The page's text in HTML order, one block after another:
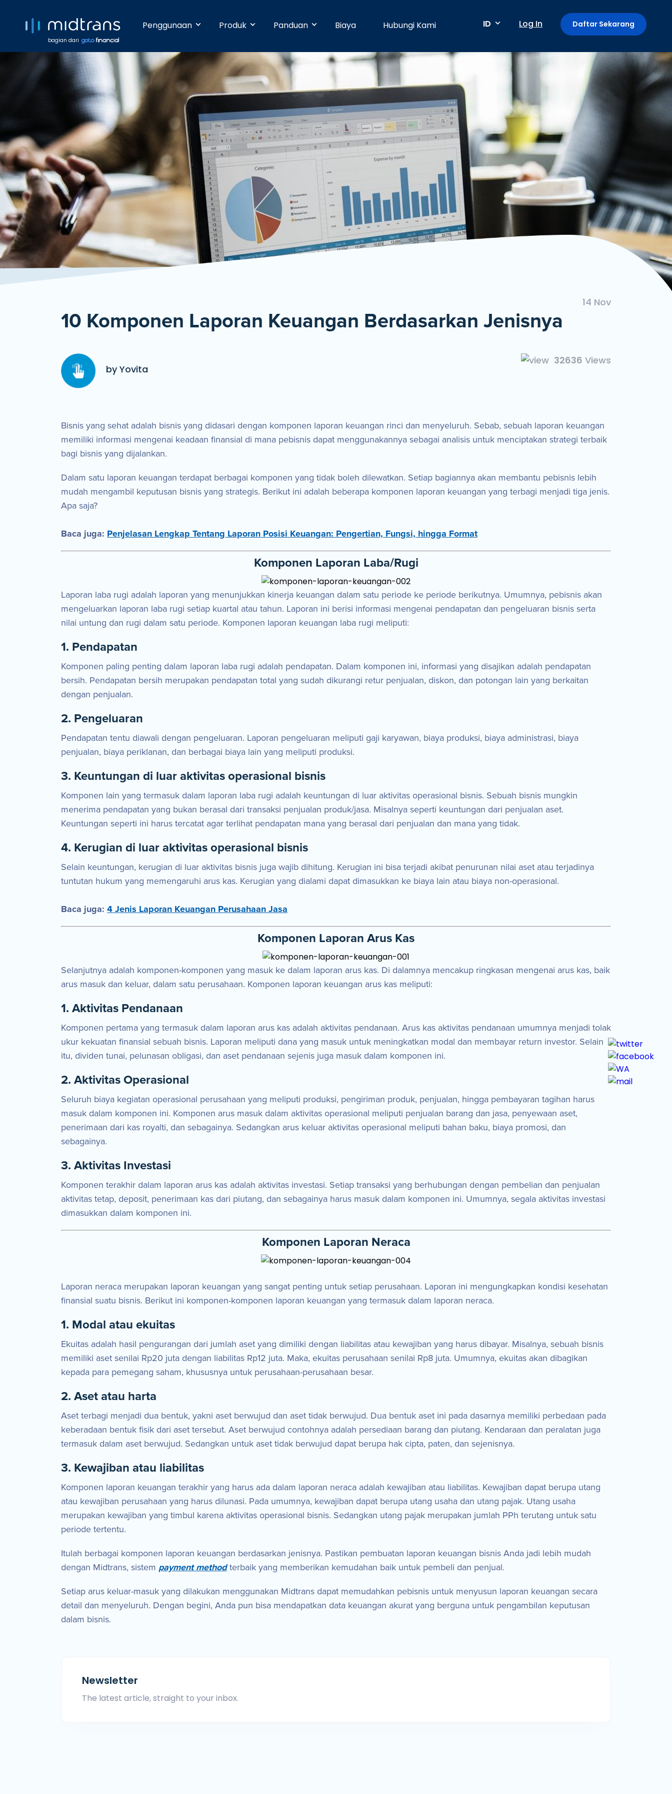
bagian dari
Penggunaan
Startups & Early Businesses
Terima pembayaran hari ini juga, walaupun
Anda bekerja sendiri. Tanpa perlu
pengetahuan teknis.
Growing businesses
Dengan dashboard yang mudah digunakan,
pembayaran dapat dikelola dengan mudah.
Enterprise
Pembayaran ke banyak rekening dapat
dilakukan dengan mudah dan cepat.
Produk
Online Payment
Dengan 25 pilihan metode pembayaran,
pelanggan Anda dapat membayar
dengan mudah.
Manajemen Promo
Buat promosi dan tingkatkan penjualan
dengan mudah tanpa pengaturan teknis.
Metode pembayaran
Pembayaran berkala / berulang
Deteksi anomali
Mini App di Aplikasi GoPay
Payment Link: Terima Pembayaran
Dengan Mudah dan Cepat
Panduan
Developer
Pusat Bantuan
Partner
Keamanan
Biaya Hubungi Kami ID Log In Daftar Sekarang
14 Nov
10 Komponen Laporan Keuangan Berdasarkan Jenisnya
by Yovita
32636 Views
Bisnis yang sehat adalah bisnis yang didasari dengan komponen laporan keuangan rinci dan menyeluruh. Sebab, sebuah laporan keuangan
memiliki informasi mengenai keadaan finansial di mana pebisnis dapat menggunakannya sebagai analisis untuk menciptakan strategi terbaik
bagi bisnis yang dijalankan.
Dalam satu laporan keuangan terdapat berbagai komponen yang tidak boleh dilewatkan. Setiap bagiannya akan membantu pebisnis lebih
mudah mengambil keputusan bisnis yang strategis. Berikut ini adalah beberapa komponen laporan keuangan yang terbagi menjadi tiga jenis.
Apa saja?
Baca juga: Penjelasan Lengkap Tentang Laporan Posisi Keuangan: Pengertian, Fungsi, hingga Format
Komponen Laporan Laba/Rugi
Laporan laba rugi adalah laporan yang menunjukkan kinerja keuangan dalam satu periode ke periode berikutnya. Umumnya, pebisnis akan
mengeluarkan laporan laba rugi setiap kuartal atau tahun. Laporan ini berisi informasi mengenai pendapatan dan pengeluaran bisnis serta
nilai untung dan rugi dalam satu periode. Komponen laporan keuangan laba rugi meliputi:
1. Pendapatan
Komponen paling penting dalam laporan laba rugi adalah pendapatan. Dalam komponen ini, informasi yang disajikan adalah pendapatan
bersih. Pendapatan bersih merupakan pendapatan total yang sudah dikurangi retur penjualan, diskon, dan potongan lain yang berkaitan
dengan penjualan.
2. Pengeluaran
Pendapatan tentu diawali dengan pengeluaran. Laporan pengeluaran meliputi gaji karyawan, biaya produksi, biaya administrasi, biaya
penjualan, biaya periklanan, dan berbagai biaya lain yang meliputi produksi.
3. Keuntungan di luar aktivitas operasional bisnis
Komponen lain yang termasuk dalam laporan laba rugi adalah keuntungan di luar aktivitas operasional bisnis. Sebuah bisnis mungkin
menerima pendapatan yang bukan berasal dari transaksi penjualan produk/jasa. Misalnya seperti keuntungan dari penjualan aset.
Keuntungan seperti ini harus tercatat agar terlihat pendapatan mana yang berasal dari penjualan dan mana yang tidak.
4. Kerugian di luar aktivitas operasional bisnis
Selain keuntungan, kerugian di luar aktivitas bisnis juga wajib dihitung. Kerugian ini bisa terjadi akibat penurunan nilai aset atau terjadinya
tuntutan hukum yang memengaruhi arus kas. Kerugian yang dialami dapat dimasukkan ke biaya lain atau biaya non-operasional.
Baca juga: 4 Jenis Laporan Keuangan Perusahaan Jasa
Komponen Laporan Arus Kas
Selanjutnya adalah komponen-komponen yang masuk ke dalam laporan arus kas. Di dalamnya mencakup ringkasan mengenai arus kas, baik
arus masuk dan keluar, dalam satu perusahaan. Komponen laporan keuangan arus kas meliputi:
1. Aktivitas Pendanaan
Komponen pertama yang termasuk dalam laporan arus kas adalah aktivitas pendanaan. Arus kas aktivitas pendanaan umumnya menjadi tolak
ukur kekuatan finansial sebuah bisnis. Laporan meliputi dana yang masuk untuk meningkatkan modal dan membayar return investor. Selain
itu, dividen tunai, pelunasan obligasi, dan aset pendanaan sejenis juga masuk dalam komponen ini.
2. Aktivitas Operasional
Seluruh biaya kegiatan operasional perusahaan yang meliputi produksi, pengiriman produk, penjualan, hingga pembayaran tagihan harus
masuk dalam komponen ini. Komponen arus masuk dalam aktivitas operasional meliputi penjualan barang dan jasa, penyewaan aset,
penerimaan dari kas royalti, dan sebagainya. Sedangkan arus keluar aktivitas operasional meliputi bahan baku, biaya promosi, dan
sebagainya.
3. Aktivitas Investasi
Komponen terakhir dalam laporan arus kas adalah aktivitas investasi. Setiap transaksi yang berhubungan dengan pembelian dan penjualan
aktivitas tetap, deposit, penerimaan kas dari piutang, dan sebagainya harus masuk dalam komponen ini. Umumnya, segala aktivitas investasi
dimasukkan dalam komponen ini.
Komponen Laporan Neraca
Laporan neraca merupakan laporan keuangan yang sangat penting untuk setiap perusahaan. Laporan ini mengungkapkan kondisi kesehatan
finansial suatu bisnis. Berikut ini komponen-komponen laporan keuangan yang termasuk dalam laporan neraca.
1. Modal atau ekuitas
Ekuitas adalah hasil pengurangan dari jumlah aset yang dimiliki dengan liabilitas atau kewajiban yang harus dibayar. Misalnya, sebuah bisnis
memiliki aset senilai Rp20 juta dengan liabilitas Rp12 juta. Maka, ekuitas perusahaan senilai Rp8 juta. Umumnya, ekuitas akan dibagikan
kepada para pemegang saham, khususnya untuk perusahaan-perusahaan besar.
2. Aset atau harta
Aset terbagi menjadi dua bentuk, yakni aset berwujud dan aset tidak berwujud. Dua bentuk aset ini pada dasarnya memiliki perbedaan pada
keberadaan bentuk fisik dari aset tersebut. Aset berwujud contohnya adalah persediaan barang dan piutang. Kendaraan dan peralatan juga
termasuk dalam aset berwujud. Sedangkan untuk aset tidak berwujud dapat berupa hak cipta, paten, dan sejenisnya.
3. Kewajiban atau liabilitas
Komponen laporan keuangan terakhir yang harus ada dalam laporan neraca adalah kewajiban atau liabilitas. Kewajiban dapat berupa utang
atau kewajiban perusahaan yang harus dilunasi. Pada umumnya, kewajiban dapat berupa utang usaha dan utang pajak. Utang usaha
merupakan kewajiban yang timbul karena aktivitas operasional bisnis. Sedangkan utang pajak merupakan jumlah PPh terutang untuk satu
periode tertentu.
Itulah berbagai komponen laporan keuangan berdasarkan jenisnya. Pastikan pembuatan laporan keuangan bisnis Anda jadi lebih mudah
dengan Midtrans, sistem payment method terbaik yang memberikan kemudahan baik untuk pembeli dan penjual.
Setiap arus keluar-masuk yang dilakukan menggunakan Midtrans dapat memudahkan pebisnis untuk menyusun laporan keuangan secara
detail dan menyeluruh. Dengan begini, Anda pun bisa mendapatkan data keuangan akurat yang berguna untuk pengambilan keputusan
dalam bisnis.
Newsletter
The latest article, straight to your inbox.